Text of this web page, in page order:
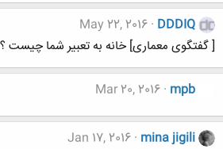
DDDIQ
May 22, 2016
[ گفتگوی معماری] خانه به تعبیر شما چیست ؟
mpb
Mar 20, 2016
mina jigili
Jan 17, 2016